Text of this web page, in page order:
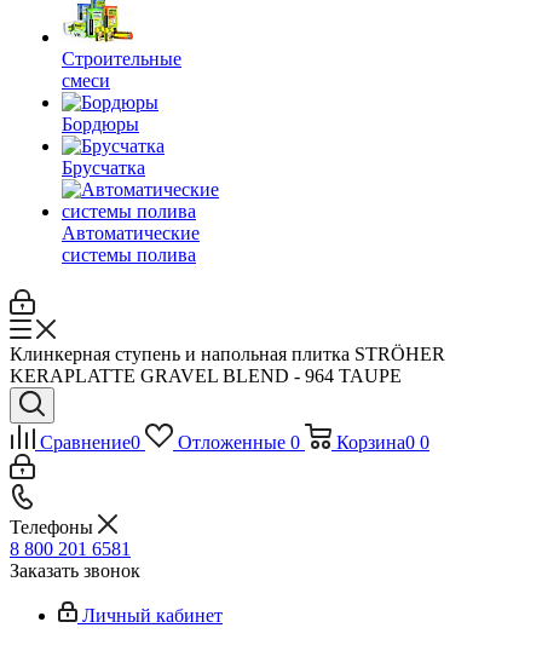
Строительные
смеси
Бордюры
Брусчатка
Автоматические
системы полива
Клинкерная ступень и напольная плитка STRÖHER
KERAPLATTE GRAVEL BLEND - 964 TAUPE
Сравнение0 Отложенные 0 Корзина0 0
Телефоны
8 800 201 6581
Заказать звонок
Личный кабинет